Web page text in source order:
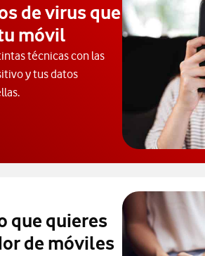
de virus que
móvil
técnicas con las
y tus datos
los tipos de virus que pueden
que quieres
de móviles